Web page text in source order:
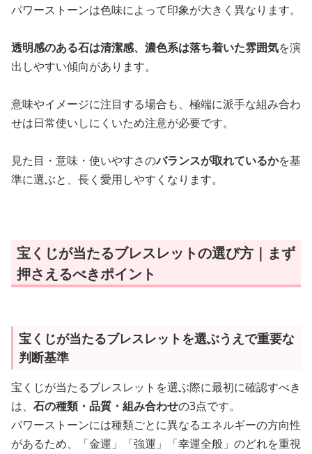
パワーストーンは色味によって印象が大きく異なります。
透明感のある石は清潔感、濃色系は落ち着いた雰囲気を演
出しやすい傾向があります。
意味やイメージに注目する場合も、極端に派手な組み合わ
せは日常使いしにくいため注意が必要です。
見た目・意味・使いやすさのバランスが取れているかを基
準に選ぶと、長く愛用しやすくなります。
宝くじが当たるブレスレットの選び方｜まず
押さえるべきポイント
宝くじが当たるブレスレットを選ぶうえで重要な
判断基準
宝くじが当たるブレスレットを選ぶ際に最初に確認すべき
は、 石の種類・品質・組み合わせの3点です。
パワーストーンには種類ごとに異なるエネルギーの方向性
があるため、「金運」「強運」「幸運全般」のどれを重視